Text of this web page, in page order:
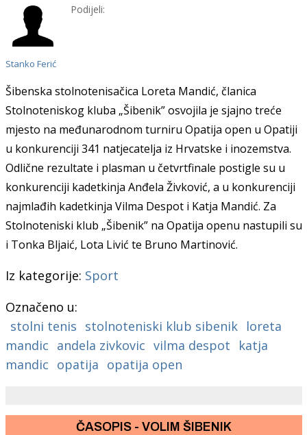
Stanko Ferić
Podijeli:
Šibenska stolnotenisačica Loreta Mandić, članica
Stolnoteniskog kluba „Šibenik” osvojila je sjajno treće
mjesto na međunarodnom turniru Opatija open u Opatiji
u konkurenciji 341 natjecatelja iz Hrvatske i inozemstva.
Odlične rezultate i plasman u četvrtfinale postigle su u
konkurenciji kadetkinja Anđela Živković, a u konkurenciji
najmlađih kadetkinja Vilma Despot i Katja Mandić. Za
Stolnoteniski klub „Šibenik” na Opatija openu nastupili su
i Tonka Bljaić, Lota Livić te Bruno Martinović.
Iz kategorije: Sport
Označeno u:
stolni tenis stolnoteniski klub sibenik loreta
mandic andela zivkovic vilma despot
katja
mandic opatija opatija open
ČASOPIS - VOLIM ŠIBENIK